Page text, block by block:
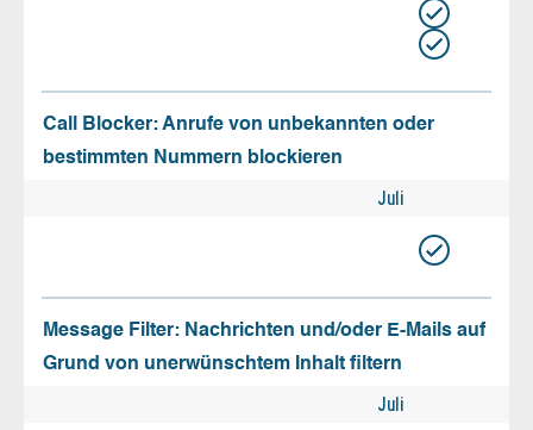
Call Blocker: Anrufe von unbekannten oder
bestimmten Nummern blockieren
Juli
Message Filter: Nachrichten und/oder E-Mails auf
Grund von unerwünschtem Inhalt filtern
Juli